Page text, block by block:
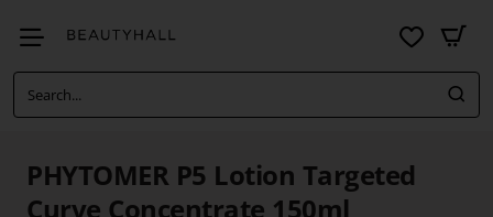
Search...
PHYTOMER P5 Lotion Targeted
Curve Concentrate 150ml